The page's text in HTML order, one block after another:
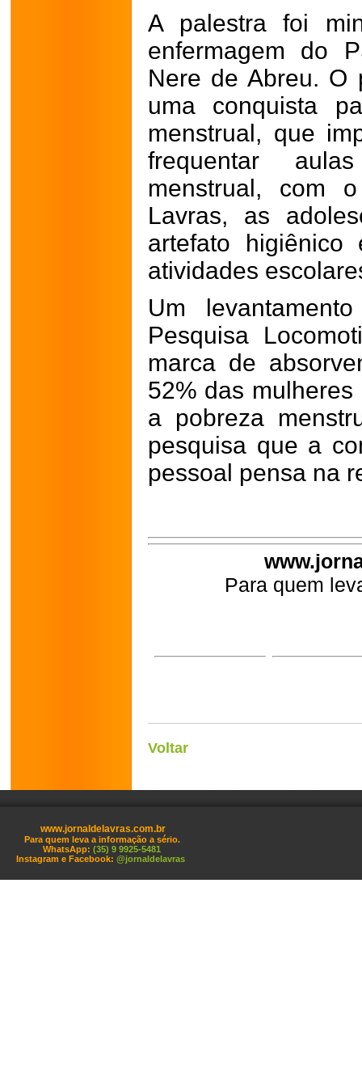
A palestra foi
enfermagem do
Nere de Abreu. O
uma conquista
menstrual, que
frequentar
menstrual, com
Lavras, as
artefato higiênico
atividades
Um
Pesquisa
marca de
52% das
a pobreza
pesquisa que a
pessoal pensa na
Para quem
Voltar
www.jornaldelavras.com.br
Para quem leva a informação a sério.
WhatsApp: (35) 9 9925-5481
Instagram e Facebook: @jornaldelavras